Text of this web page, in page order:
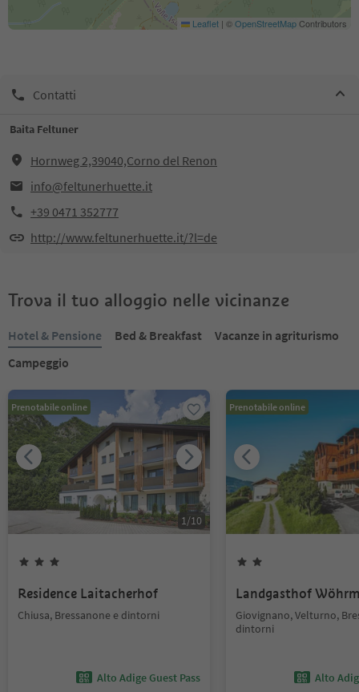
Leaflet | ©OpenStreetMapContributors
Contatti
Baita Feltuner
Hornweg 2,39040,Corno del Renon
info@feltunerhuette.it
+39 0471 352777
http://www.feltunerhuette.it/?l=de
Trova il tuo alloggio nelle vicinanze
Hotel & Pensione Bed & Breakfast
Vacanze in agriturismo
Campeggio
Prenotabile online
1/10
Residence Laitacherhof
Chiusa, Bressanone e dintorni
Alto Adige Guest Pass
Prenotabile online
Landgasthof
Giovignano, Velturno,
dintorni
Alto